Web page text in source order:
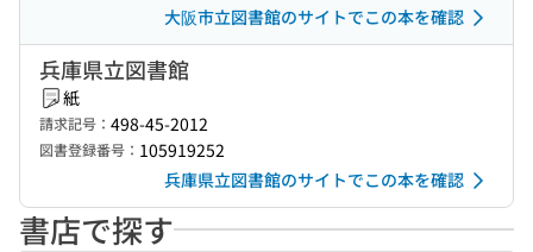
大阪市立図書館のサイトでこの本を確認
兵庫県立図書館
紙
請求記号： 498-45-2012
図書登録番号： 105919252
兵庫県立図書館のサイトでこの本を確認
書店で探す